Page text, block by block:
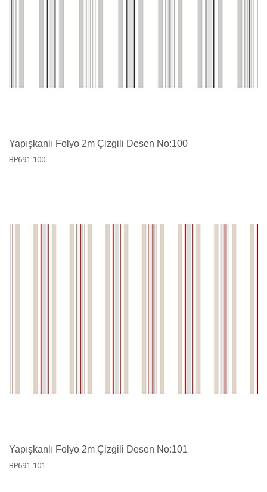
Yapışkanlı Folyo 2m Çizgili Desen No:100
BP691-100
Yapışkanlı Folyo 2m Çizgili Desen No:101
BP691-101